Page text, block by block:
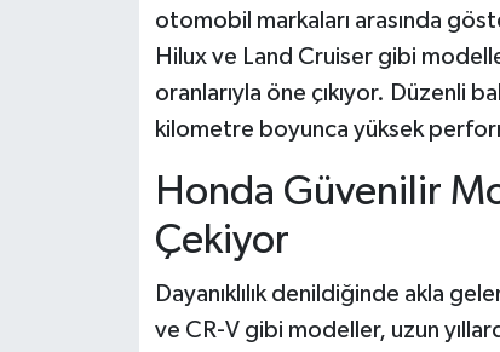
otomobil markaları arasında
Hilux ve Land Cruiser gibi
oranlarıyla öne çıkıyor. Düzenli
kilometre boyunca yüksek
Honda Güvenilir
Çekiyor
Dayanıklılık denildiğinde akla
ve CR-V gibi modeller, uzun